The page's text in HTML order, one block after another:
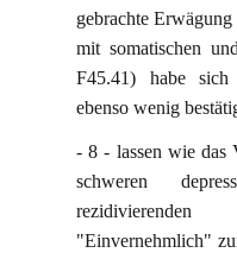
gebrachte
mit somatischen
F45.41) habe
ebenso wenig
- 8 - lassen wie das
schweren
"Einvernehmlich"